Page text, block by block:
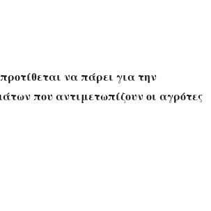
να πάρει για την
που αντιμετωπίζουν οι αγρότες